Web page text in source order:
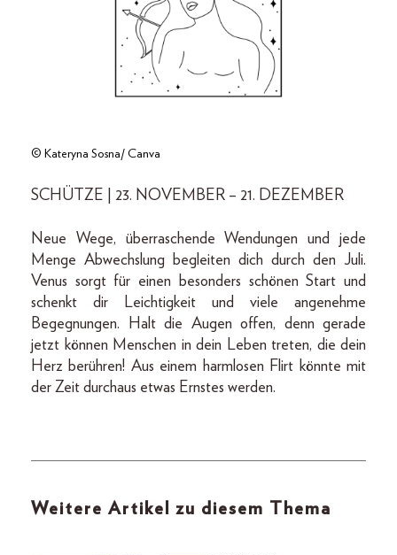
© Kateryna Sosna/ Canva
SCHÜTZE | 23. NOVEMBER – 21. DEZEMBER
Neue Wege, überraschende Wendungen und jede
Menge Abwechslung begleiten dich durch den Juli.
Venus sorgt für einen besonders schönen Start und
schenkt dir Leichtigkeit und viele angenehme
Begegnungen. Halt die Augen offen, denn gerade
jetzt können Menschen in dein Leben treten, die dein
Herz berühren! Aus einem harmlosen Flirt könnte mit
der Zeit durchaus etwas Ernstes werden.
Weitere Artikel zu diesem Thema